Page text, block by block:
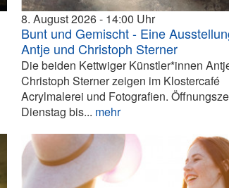
8. August 2026 14:00
Bunt und Gemischt - Eine
Antje und Christoph Sterner
Die beiden Kettwiger Künstler*innen
Christoph Sterner zeigen im Klostercafé
Acrylmalerei und Fotografien.
Dienstag bis... mehr